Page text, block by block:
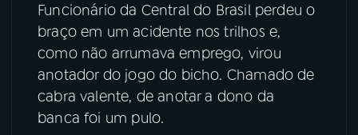
Funcionário da Central do Brasil perdeu o
braço em um acidente nos trilhos e,
como não arrumava emprego, virou
anotador do jogo do bicho. Chamado de
cabra valente, de anotar a dono da
banca foi um pulo.